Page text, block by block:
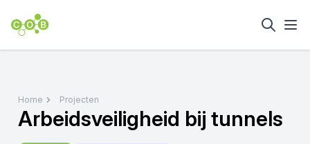
Home Projecten
Arbeidsveiligheid bij tunnels